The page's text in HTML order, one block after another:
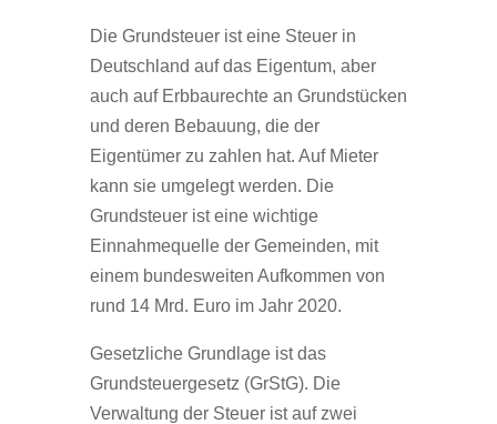
Die Grundsteuer ist eine Steuer in
Deutschland auf das Eigentum, aber
auch auf Erbbaurechte an Grundstücken
und deren Bebauung, die der
Eigentümer zu zahlen hat. Auf Mieter
kann sie umgelegt werden. Die
Grundsteuer ist eine wichtige
Einnahmequelle der Gemeinden, mit
einem bundesweiten Aufkommen von
rund 14 Mrd. Euro im Jahr 2020.
Gesetzliche Grundlage ist das
Grundsteuergesetz (GrStG). Die
Verwaltung der Steuer ist auf zwei